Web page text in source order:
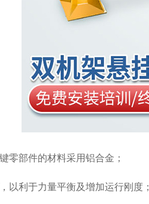
零部件的材料采用铝合金；
以利于力量平衡及增加运行刚度；